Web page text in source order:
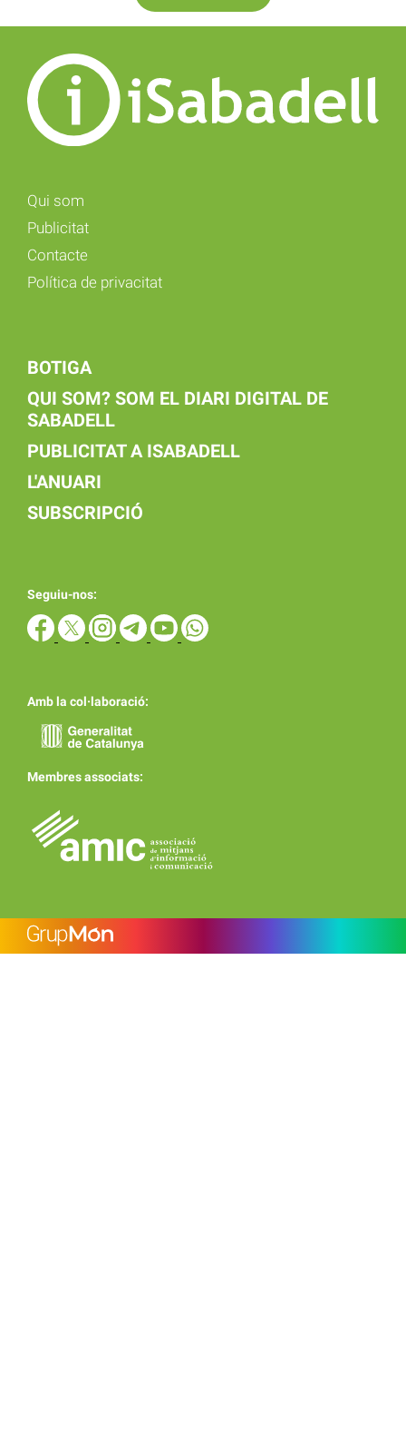
Qui som
Publicitat
Contacte
Política de privacitat
BOTIGA
QUI SOM? SOM EL DIARI DIGITAL DE
SABADELL
PUBLICITAT A ISABADELL
L'ANUARI
SUBSCRIPCIÓ
Seguiu-nos:
Amb la col·laboració:
Membres associats: